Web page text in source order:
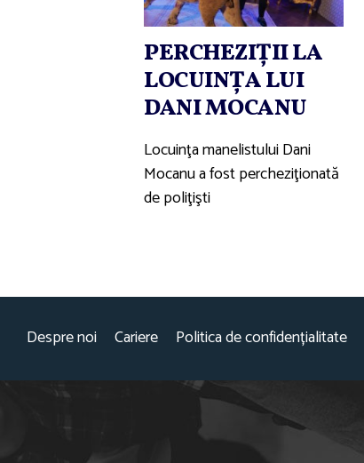
PERCHEZIŢII LA
LOCUINŢA LUI
DANI MOCANU
Locuinţa manelistului Dani
Mocanu a fost percheziţionată
de poliţişti
Despre noi Cariere Politica de confidențialitate